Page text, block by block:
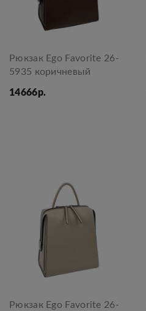
Рюкзак Ego Favorite 26-
5935 коричневый
14666р.
Рюкзак Ego Favorite 26-